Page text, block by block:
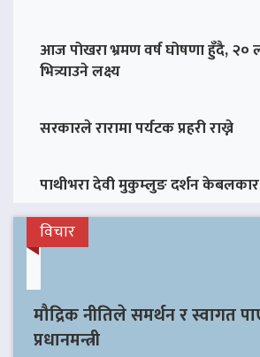
आज पोखरा भ्रमण वर्ष घोषणा हुँदै, २०
भित्र्याउने लक्ष्य
सरकारले रारामा पर्यटक प्रहरी राख्ने
पाथीभरा देवी मुकुम्लुङ दर्शन केबलकार
विचार
मौद्रिक नीतिले समर्थन र स्वागत
प्रधानमन्त्री